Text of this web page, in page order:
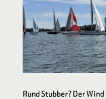
Rund Stubber? Der